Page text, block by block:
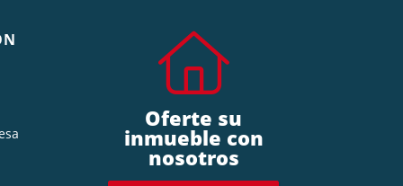
Oferte su
inmueble con
nosotros